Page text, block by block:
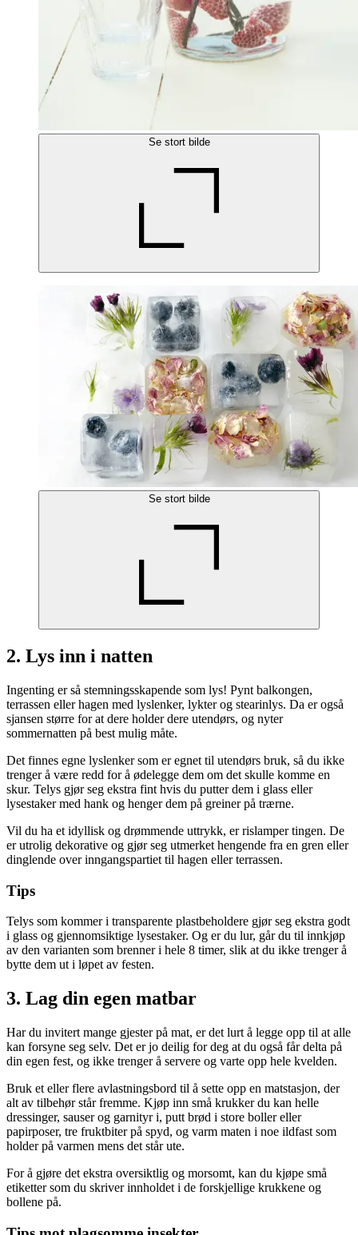
Se stort bilde
Se stort bilde
2. Lys inn i natten
Ingenting er så stemningsskapende som lys! Pynt balkongen,
terrassen eller hagen med lyslenker, lykter og stearinlys. Da er også
sjansen større for at dere holder dere utendørs, og nyter
sommernatten på best mulig måte.
Det finnes egne lyslenker som er egnet til utendørs bruk, så du ikke
trenger å være redd for å ødelegge dem om det skulle komme en
skur. Telys gjør seg ekstra fint hvis du putter dem i glass eller
lysestaker med hank og henger dem på greiner på trærne.
Vil du ha et idyllisk og drømmende uttrykk, er rislamper tingen. De
er utrolig dekorative og gjør seg utmerket hengende fra en gren eller
dinglende over inngangspartiet til hagen eller terrassen.
Tips
Telys som kommer i transparente plastbeholdere gjør seg ekstra godt
i glass og gjennomsiktige lysestaker. Og er du lur, går du til innkjøp
av den varianten som brenner i hele 8 timer, slik at du ikke trenger å
bytte dem ut i løpet av festen.
3. Lag din egen matbar
Har du invitert mange gjester på mat, er det lurt å legge opp til at alle
kan forsyne seg selv. Det er jo deilig for deg at du også får delta på
din egen fest, og ikke trenger å servere og varte opp hele kvelden.
Bruk et eller flere avlastningsbord til å sette opp en matstasjon, der
alt av tilbehør står fremme. Kjøp inn små krukker du kan helle
dressinger, sauser og garnityr i, putt brød i store boller eller
papirposer, tre fruktbiter på spyd, og varm maten i noe ildfast som
holder på varmen mens det står ute.
For å gjøre det ekstra oversiktlig og morsomt, kan du kjøpe små
etiketter som du skriver innholdet i de forskjellige krukkene og
bollene på.